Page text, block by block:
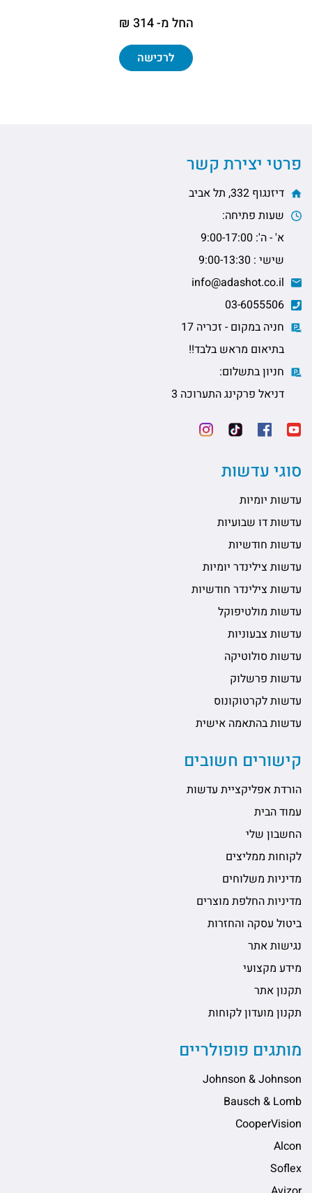
החל מ- 314 ₪
לרכישה
פרטי יצירת קשר
דיזנגוף 332, תל אביב
שעות פתיחה:
א' - ה': 9:00-17:00
שישי : 9:00-13:30
חניה במקום - זכריה 17
בתיאום מראש בלבד!!
חניון בתשלום:
דניאל פרקינג התערוכה 3
סוגי עדשות
עדשות יומיות
עדשות דו שבועיות
עדשות חודשיות
עדשות צילינדר יומיות
עדשות צילינדר חודשיות
עדשות מולטיפוקל
עדשות צבעוניות
עדשות סולוטיקה
עדשות פרשלוק
עדשות לקרטוקונוס
עדשות בהתאמה אישית
קישורים חשובים
הורדת אפליקציית עדשות
עמוד הבית
החשבון שלי
לקוחות ממליצים
מדיניות משלוחים
מדיניות החלפת מוצרים
ביטול עסקה והחזרות
נגישות אתר
מידע מקצועי
תקנון אתר
תקנון מועדון לקוחות
מותגים פופולריים
Johnson & Johnson
Bausch & Lomb
CooperVision
Alcon
Soflex